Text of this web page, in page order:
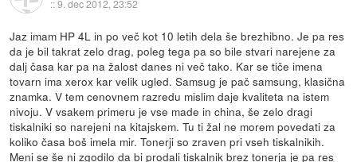
::9. dec 2012, 23:52
Jaz imam HP 4L in po več kot 10 letih dela še brezhibno. Je pa res
da je bil takrat zelo drag, poleg tega pa so bile stvari narejene za
dalj časa kar pa na žalost danes ni več tako. Kar se tiče imena
tovarn ima xerox kar velik ugled. Samsug je pač samsung, klasična
znamka. V tem cenovnem razredu mislim daje kvaliteta na istem
nivoju. V vsakem primeru je vse made in china, še zelo dragi
tiskalniki so narejeni na kitajskem. Tu ti žal ne morem povedati za
koliko časa boš imela mir. Tonerji so zraven pri vseh tiskalnikih.
Meni se še ni zgodilo da bi prodali tiskalnik brez tonerja je pa res